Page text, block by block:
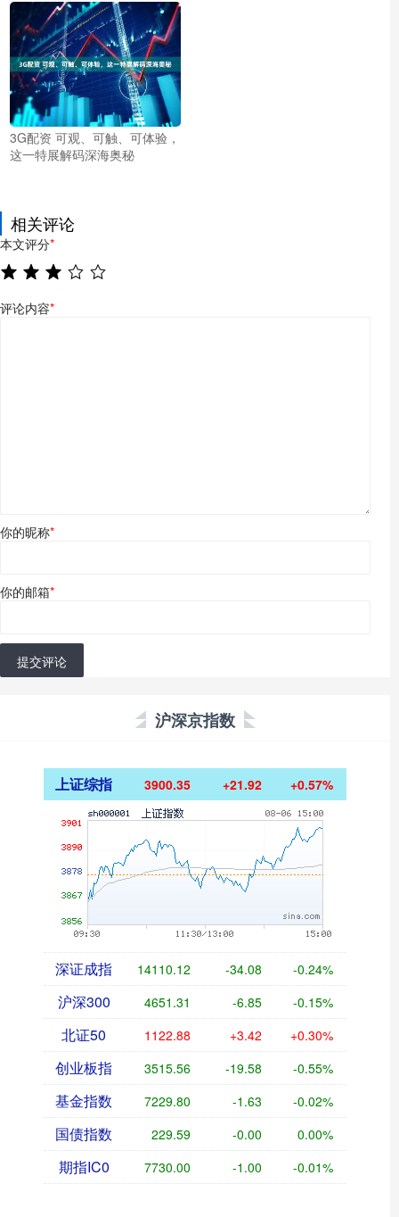
3G配资 可观、可触、可体验，
这一特展解码深海奥秘
相关评论
本文评分*
评论内容*
你的昵称*
你的邮箱*
提交评论
沪深京指数
上证综指 3900.35 +21.92 +0.57%
深证成指 14110.12 -34.08 -0.24%
沪深300 4651.31 -6.85 -0.15%
北证50 1122.88 +3.42 +0.30%
创业板指 3515.56 -19.58 -0.55%
基金指数 7229.80 -1.63 -0.02%
国债指数 229.59 -0.00 0.00%
期指IC0 7730.00 -1.00 -0.01%